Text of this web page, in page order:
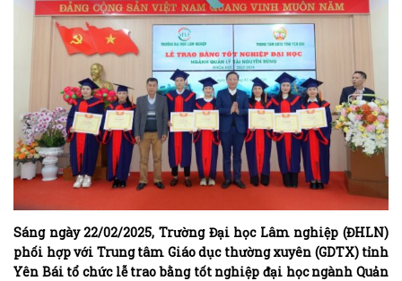
Sáng ngày 22/02/2025, Trường Đại học Lâm nghiệp (ĐHLN)
phối hợp với Trung tâm Giáo dục thường xuyên (GDTX) tỉnh
Yên Bái tổ chức lễ trao bằng tốt nghiệp đại học ngành Quản